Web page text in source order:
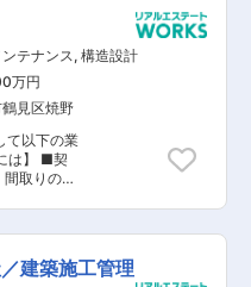
場では、
いがつま
お客様に
に応じた
応じ
る環境で
経験が浅い
ートいた
のハウスメ
テナンス, 構造設計
万円
見区焼野
て以下の業
取りの打
、壁紙、キ
す。 ※試用
予定 （変更
建築施工管理